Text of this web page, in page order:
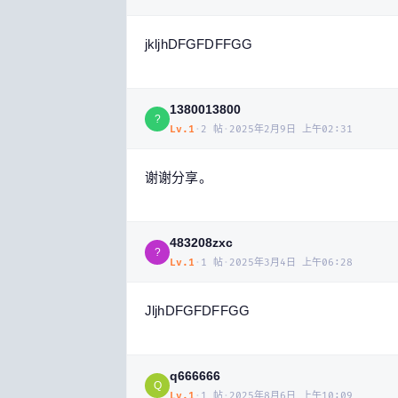
jkljhDFGFDFFGG
?
1380013800
Lv. 1 · 2 帖 · 2025年2月9日 上午02:31
谢谢分享。
?
483208zxc
Lv. 1 · 1 帖 · 2025年3月4日 上午06:28
JljhDFGFDFFGG
Q
q666666